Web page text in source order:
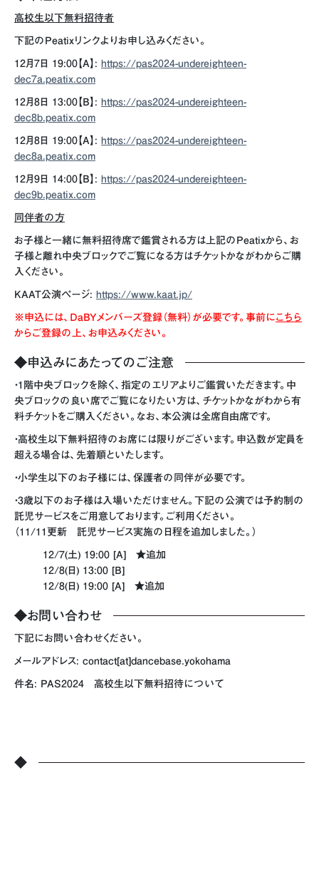
高校生以下無料招待者
下記のPeatixリンクよりお申し込みください。
12月7日 19:00【A】: https://pas2024-undereighteen-
dec7a.peatix.com
12月8日 13:00【B】: https://pas2024-undereighteen-
dec8b.peatix.com
12月8日 19:00【A】: https://pas2024-undereighteen-
dec8a.peatix.com
12月9日 14:00【B】: https://pas2024-undereighteen-
dec9b.peatix.com
同伴者の方
お子様と一緒に無料招待席で鑑賞される方は上記のPeatixから、お
子様と離れ中央ブロックでご覧になる方はチケットかながわからご購
入ください。
KAAT公演ページ: https://www.kaat.jp/
※申込には、DaBYメンバーズ登録（無料）が必要です。事前にこちら
からご登録の上、お申込みください。
◆申込みにあたってのご注意
・1階中央ブロックを除く、指定のエリアよりご鑑賞いただきます。中
央ブロックの良い席でご覧になりたい方は、チケットかながわから有
料チケットをご購入ください。なお、本公演は全席自由席です。
・高校生以下無料招待のお席には限りがございます。申込数が定員を
超える場合は、先着順といたします。
・小学生以下のお子様には、保護者の同伴が必要です。
・3歳以下のお子様は入場いただけません。下記の公演では予約制の
託児サービスをご用意しております。ご利用ください。
（11/11更新 託児サービス実施の日程を追加しました。）
12/7(土) 19:00 [A] ★追加
12/8(日) 13:00 [B]
12/8(日) 19:00 [A] ★追加
◆お問い合わせ
下記にお問い合わせください。
メールアドレス: contact[at]dancebase.yokohama
件名: PAS2024 高校生以下無料招待について
◆